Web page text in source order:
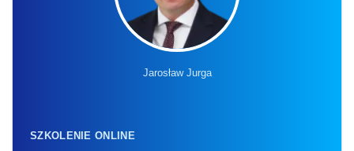
Jarosław Jurga
SZKOLENIE ONLINE